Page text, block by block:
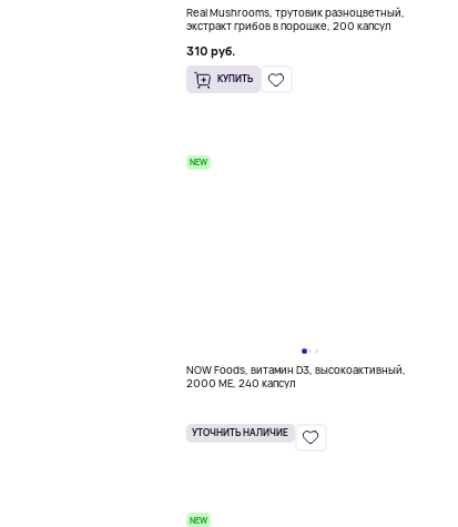
Real Mushrooms, трутовик разноцветный,
экстракт грибов в порошке, 200 капсул
310 руб.
КУПИТЬ
NEW
NOW Foods, витамин D3, высокоактивный,
2000 МЕ, 240 капсул
УТОЧНИТЬ НАЛИЧИЕ
NEW